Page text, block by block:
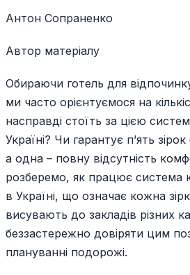
Антон Сопраненко
Автор матеріалу
Обираючи готель для
ми часто орієнтуємося на
насправді стоїть за цією
Україні? Чи гарантує п’ять
а одна – повну відсутність
розберемо, як працює система
в Україні, що означає кожна
висувають до закладів різних
беззастережно довіряти цим
плануванні подорожі.